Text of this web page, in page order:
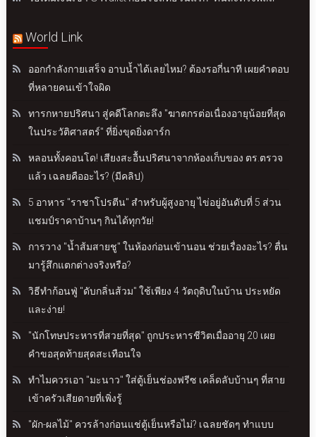
World Link
ออกกำลังกายเสร็จ อาบน้ำได้เลยไหม? ต้องรอกี่นาที เผยคำตอบ
ที่หลายคนเข้าใจผิด
ทารกหายปริศนา สู่คดีโลกตะลึง "ฆาตกรต่อเนื่องอายุน้อยที่สุด
ในประวัติศาสตร์" ที่ยิ่งขุดยิ่งดาร์ก
หลอนทั้งคอนโด! เสียงสะอื้นปริศนาจากห้องเก็บของ ตร.ตรวจ
แล้ว เฉลยคืออะไร? (มีคลิป)
5 อาหาร "ราชาโปรตีน" สำหรับผู้สูงอายุ ไข่อยู่อันดับที่ 5 ส่วน
แชมป์ราคาบ้านๆ กินได้ทุกวัย!
การวาง "น้ำส้มสายชู" ในห้องก่อนเข้านอน ช่วยเรื่องอะไร? ตื่น
มารู้สึกแตกต่างจริงหรือ?
วิธีทำก้อนฟู่ "ดับกลิ่นส้วม" ใช้เพียง 4 วัตถุดิบในบ้าน ประหยัด
และง่าย!
"นักโทษประหารที่สวยที่สุด" ถูกประหารชีวิตเมื่ออายุ 20 เผย
คำขอสุดท้ายสุดสะเทือนใจ
ทำไมควรเอา "มะนาว" ใส่ตู้เย็นช่องฟรีซ เคล็ดลับบ้านๆ ที่สาย
เข้าครัวเสียดายที่เพิ่งรู้
"ผัก-ผลไม้" ควรล้างก่อนแช่ตู้เย็นหรือไม่? เฉลยชัดๆ ทำแบบ